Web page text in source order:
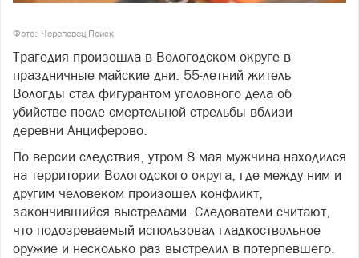
Фото: Череповец-Поиск
Трагедия произошла в Вологодском округе в
праздничные майские дни. 55-летний житель
Вологды стал фигурантом уголовного дела об
убийстве после смертельной стрельбы вблизи
деревни Анциферово.
По версии следствия, утром 8 мая мужчина находился
на территории Вологодского округа, где между ним и
другим человеком произошел конфликт,
закончившийся выстрелами. Следователи считают,
что подозреваемый использовал гладкоствольное
оружие и несколько раз выстрелил в потерпевшего.